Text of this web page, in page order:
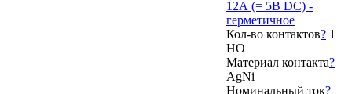
12А (= 5В DC) -
герметичное
Кол-во контактов? 1
НО
Материал контакта?
AgNi
Номинальный ток?